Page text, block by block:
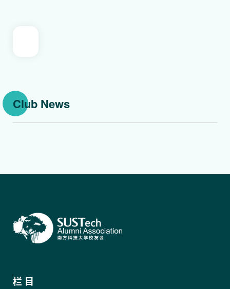
Club News
栏 目